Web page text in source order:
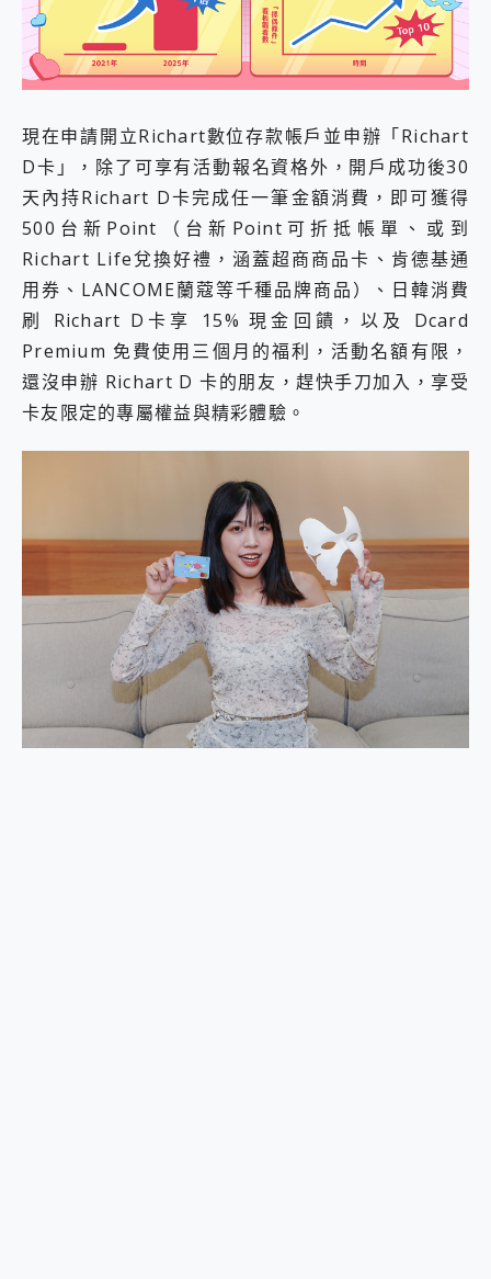
現在申請開立Richart數位存款帳戶並申辦「Richart
D卡」，除了可享有活動報名資格外，開戶成功後30
天內持Richart D卡完成任一筆金額消費，即可獲得
500台新Point（台新Point可折抵帳單、或到
Richart Life兌換好禮，涵蓋超商商品卡、肯德基通
用券、LANCOME蘭蔻等千種品牌商品）、日韓消費
刷 Richart D卡享 15% 現金回饋，以及 Dcard
Premium 免費使用三個月的福利，活動名額有限，
還沒申辦 Richart D 卡的朋友，趕快手刀加入，享受
卡友限定的專屬權益與精彩體驗。